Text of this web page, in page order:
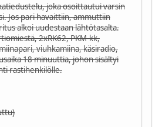
joka osoittautui varsin
Jos pari havaittiin, ammuttiin
alkoi uudestaan lähtötasalta.
2xRK62, PKM-kk,
viuhkamiina, käsiradio,
18 minuuttia, johon sisältyi
rastihenkilölle.